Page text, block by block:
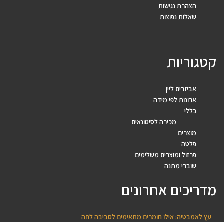
הצהרת נגישות
שאלות נפוצות
קטגוריות
אביזרים ליין
ארונות לפי מידה
כללי
מכירה לסיטונאים
מוצרים
פלטה
פרזול ומוצרים משלימים
שוברי מתנה
מדריכים אחרונים
עץ לאמבטיה: אילו חומרים מתאימים לסביבה לחה